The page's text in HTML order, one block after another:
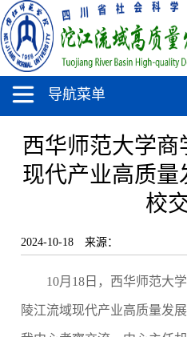
导航菜单
西华师范大学
现代产业高质
校
2024-10-18 来源：
10月 18 日，西华师范大
陵江流域现代产业高质量发